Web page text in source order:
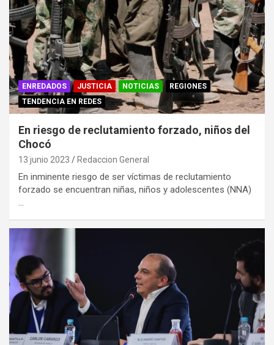
ENREDADOS JUSTICIA NOTICIAS
REGIONES
TENDENCIA EN REDES
En riesgo de reclutamiento forzado, niños del
Chocó
13 junio 2023 Redaccion General
En inminente riesgo de ser víctimas de reclutamiento
forzado se encuentran niñas, niños y adolescentes (NNA)
…